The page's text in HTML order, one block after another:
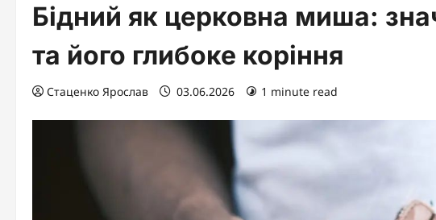
Бідний як церковна миша:
та його глибоке коріння
Стаценко Ярослав 03.06.2026 1 minute read